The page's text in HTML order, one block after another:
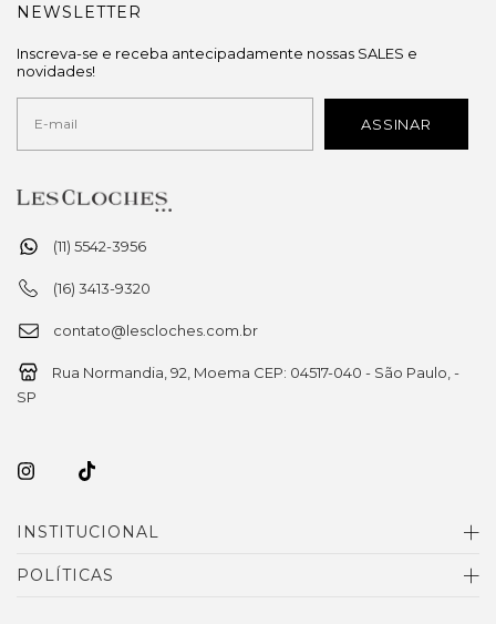
(11) 5542-3956
(16) 3413-9320
contato@lescloches.com.br
Rua Normandia, 92, Moema CEP: 04517-040 - São Paulo, -
SP
INSTITUCIONAL
POLÍTICAS
NEWSLETTER
Inscreva-se e receba antecipadamente nossas SALES e
novidades!